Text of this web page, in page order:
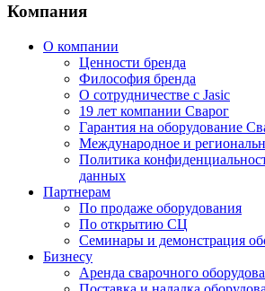
Компания
О компании
Ценности бренда
Философия бренда
О сотрудничестве с Jasic
19 лет компании Сварог
Гарантия на оборудование
Международное и
Политика
данных
Партнерам
По продаже оборудования
По открытию СЦ
Семинары и демонстрация
Бизнесу
Аренда сварочного